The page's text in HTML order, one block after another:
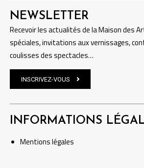
NEWSLETTER
Recevoir les actualités de la Maison des
spéciales, invitations aux vernissages,
coulisses des spectacles…
INSCRIVEZ-VOUS
INFORMATIONS
Mentionslégales